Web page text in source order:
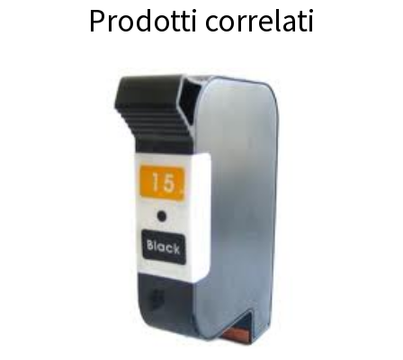
Prodotti correlati